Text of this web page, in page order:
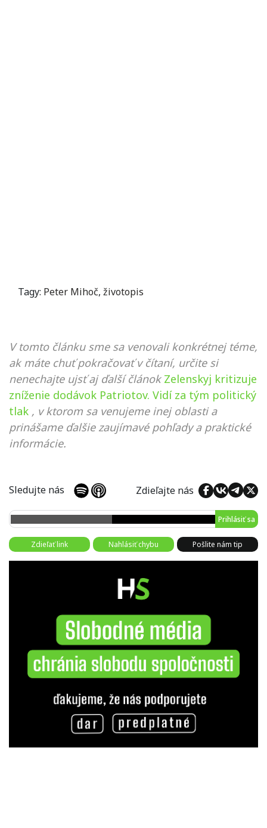
Tagy: Peter Mihoč, životopis
V tomto článku sme sa venovali konkrétnej téme,
ak máte chuť pokračovať v čítaní, určite si
nenechajte ujsť aj ďalší článok Zelenskyj kritizuje
zníženie dodávok Patriotov. Vidí za tým politický
tlak , v ktorom sa venujeme inej oblasti a
prinášame ďalšie zaujímavé pohľady a praktické
informácie.
Sledujte nás Zdieľajte nás
Prihlásiť sa
Zdieľať link Nahlásiť chybu Pošlite nám tip